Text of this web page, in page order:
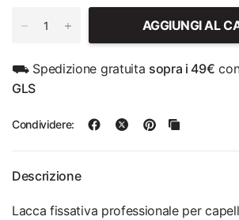
AGGIUNGI AL
⛟ Spedizione gratuita sopra i 49€
GLS
Condividere:
Descrizione
Lacca fissativa professionale per